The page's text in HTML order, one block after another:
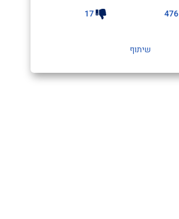
476
17
שיתוף